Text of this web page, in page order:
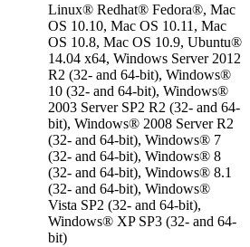
Linux® Redhat® Fedora®, Mac
OS 10.10, Mac OS 10.11, Mac
OS 10.8, Mac OS 10.9, Ubuntu®
14.04 x64, Windows Server 2012
R2 (32- and 64-bit), Windows®
10 (32- and 64-bit), Windows®
2003 Server SP2 R2 (32- and 64-
bit), Windows® 2008 Server R2
(32- and 64-bit), Windows® 7
(32- and 64-bit), Windows® 8
(32- and 64-bit), Windows® 8.1
(32- and 64-bit), Windows®
Vista SP2 (32- and 64-bit),
Windows® XP SP3 (32- and 64-
bit)